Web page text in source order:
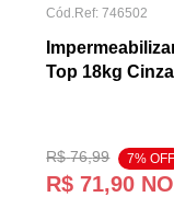
Cód.Ref:746502
Top 18kg
R$ 76,99 7% OFF
R$ 71,90